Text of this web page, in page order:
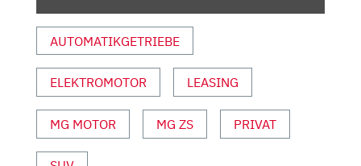
REVIEW
VON
YOUTUBE
ANZEIGEN
AUTOMATIKGETRIEBE
ELEKTROMOTOR LEASING
MG MOTOR MG ZS PRIVAT